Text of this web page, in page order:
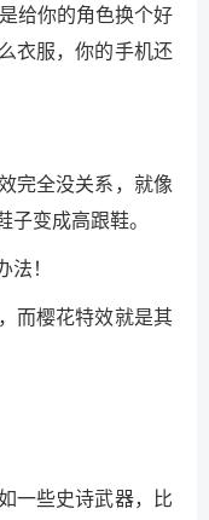
给你的角色换个好
衣服，你的手机还
完全没关系，就像
变成高跟鞋。
！
而樱花特效就是其
一些史诗武器，比